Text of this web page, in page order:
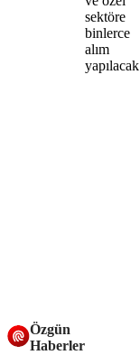
Özgün
Haberler